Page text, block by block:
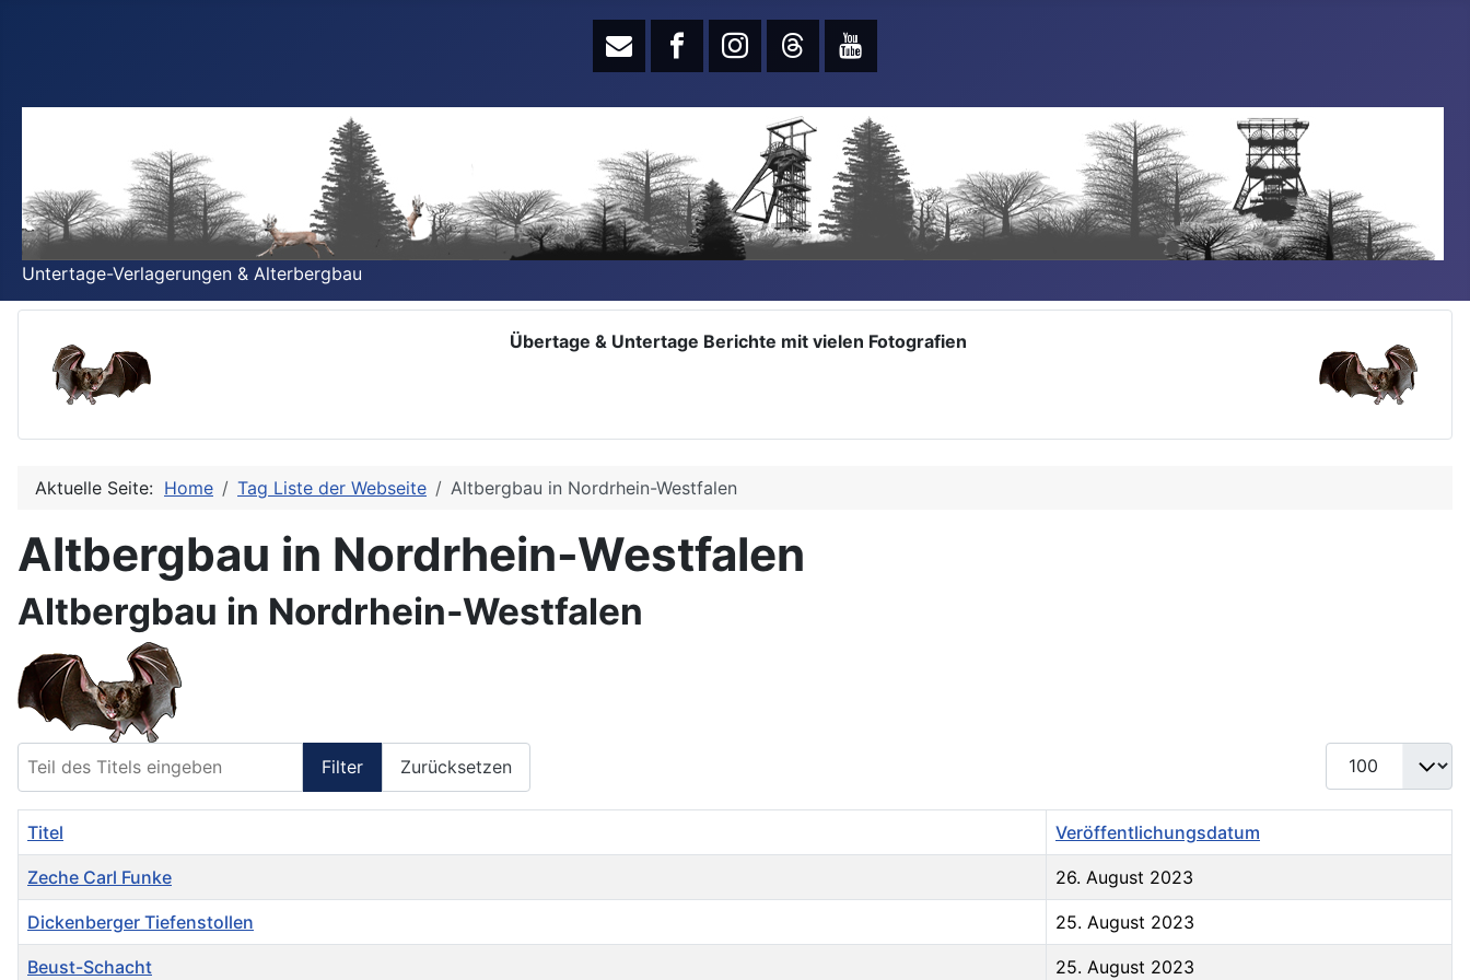
Untertage-Verlagerungen & Alterbergbau
Übertage & Untertage Berichte mit vielen Fotografien
Aktuelle Seite: Home Tag Liste der Webseite Altbergbau in Nordrhein-Westfalen
Altbergbau in Nordrhein-Westfalen
Altbergbau in Nordrhein-Westfalen
Filter Zurücksetzen
Anzeige #
Titel Veröffentlichungsdatum
Zeche Carl Funke 26. August 2023
Dickenberger Tiefenstollen 25. August 2023
Beust-Schacht 25. August 2023